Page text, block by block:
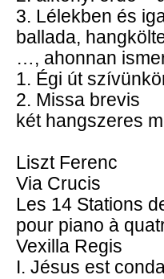
3. Lélekben és
ballada,
…, ahonnan
1. Égi út
2. Missa brevis
két hangszeres
Liszt Ferenc
Via Crucis
Les 14 Stations
pour piano à
Vexilla Regis
I. Jésus est